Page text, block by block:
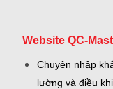
Website QC-
Chuyên nhập
lường và điều